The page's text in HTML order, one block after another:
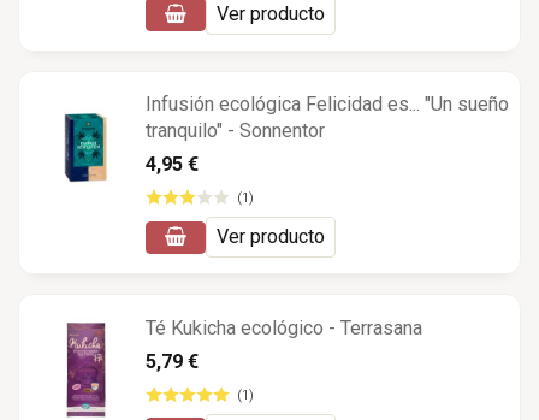
Ver producto
Infusión ecológica Felicidad es... "Un sueño
tranquilo" - Sonnentor
4,95 €
(1)
Ver producto
Té Kukicha ecológico - Terrasana
5,79 €
(1)